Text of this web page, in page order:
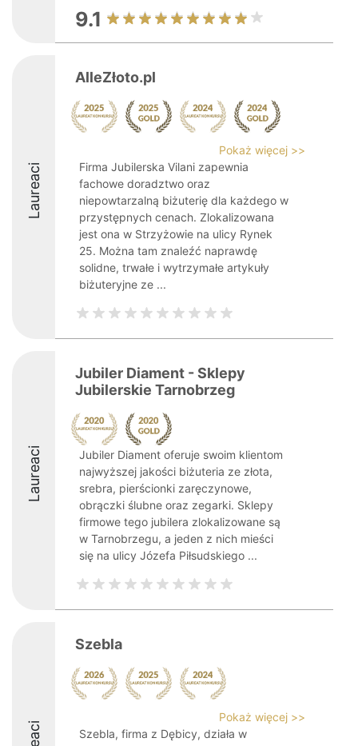
9.1
Laureaci
AlleZłoto.pl
Pokaż więcej >>
Firma Jubilerska Vilani zapewnia
fachowe doradztwo oraz
niepowtarzalną biżuterię dla każdego w
przystępnych cenach. Zlokalizowana
jest ona w Strzyżowie na ulicy Rynek
25. Można tam znaleźć naprawdę
solidne, trwałe i wytrzymałe artykuły
biżuteryjne ze ...
Laureaci
Jubiler Diament - Sklepy
Jubilerskie Tarnobrzeg
Jubiler Diament oferuje swoim klientom
najwyższej jakości biżuteria ze złota,
srebra, pierścionki zaręczynowe,
obrączki ślubne oraz zegarki. Sklepy
firmowe tego jubilera zlokalizowane są
w Tarnobrzegu, a jeden z nich mieści
się na ulicy Józefa Piłsudskiego ...
Szebla
Pokaż więcej >>
Szebla, firma z Dębicy, działa w